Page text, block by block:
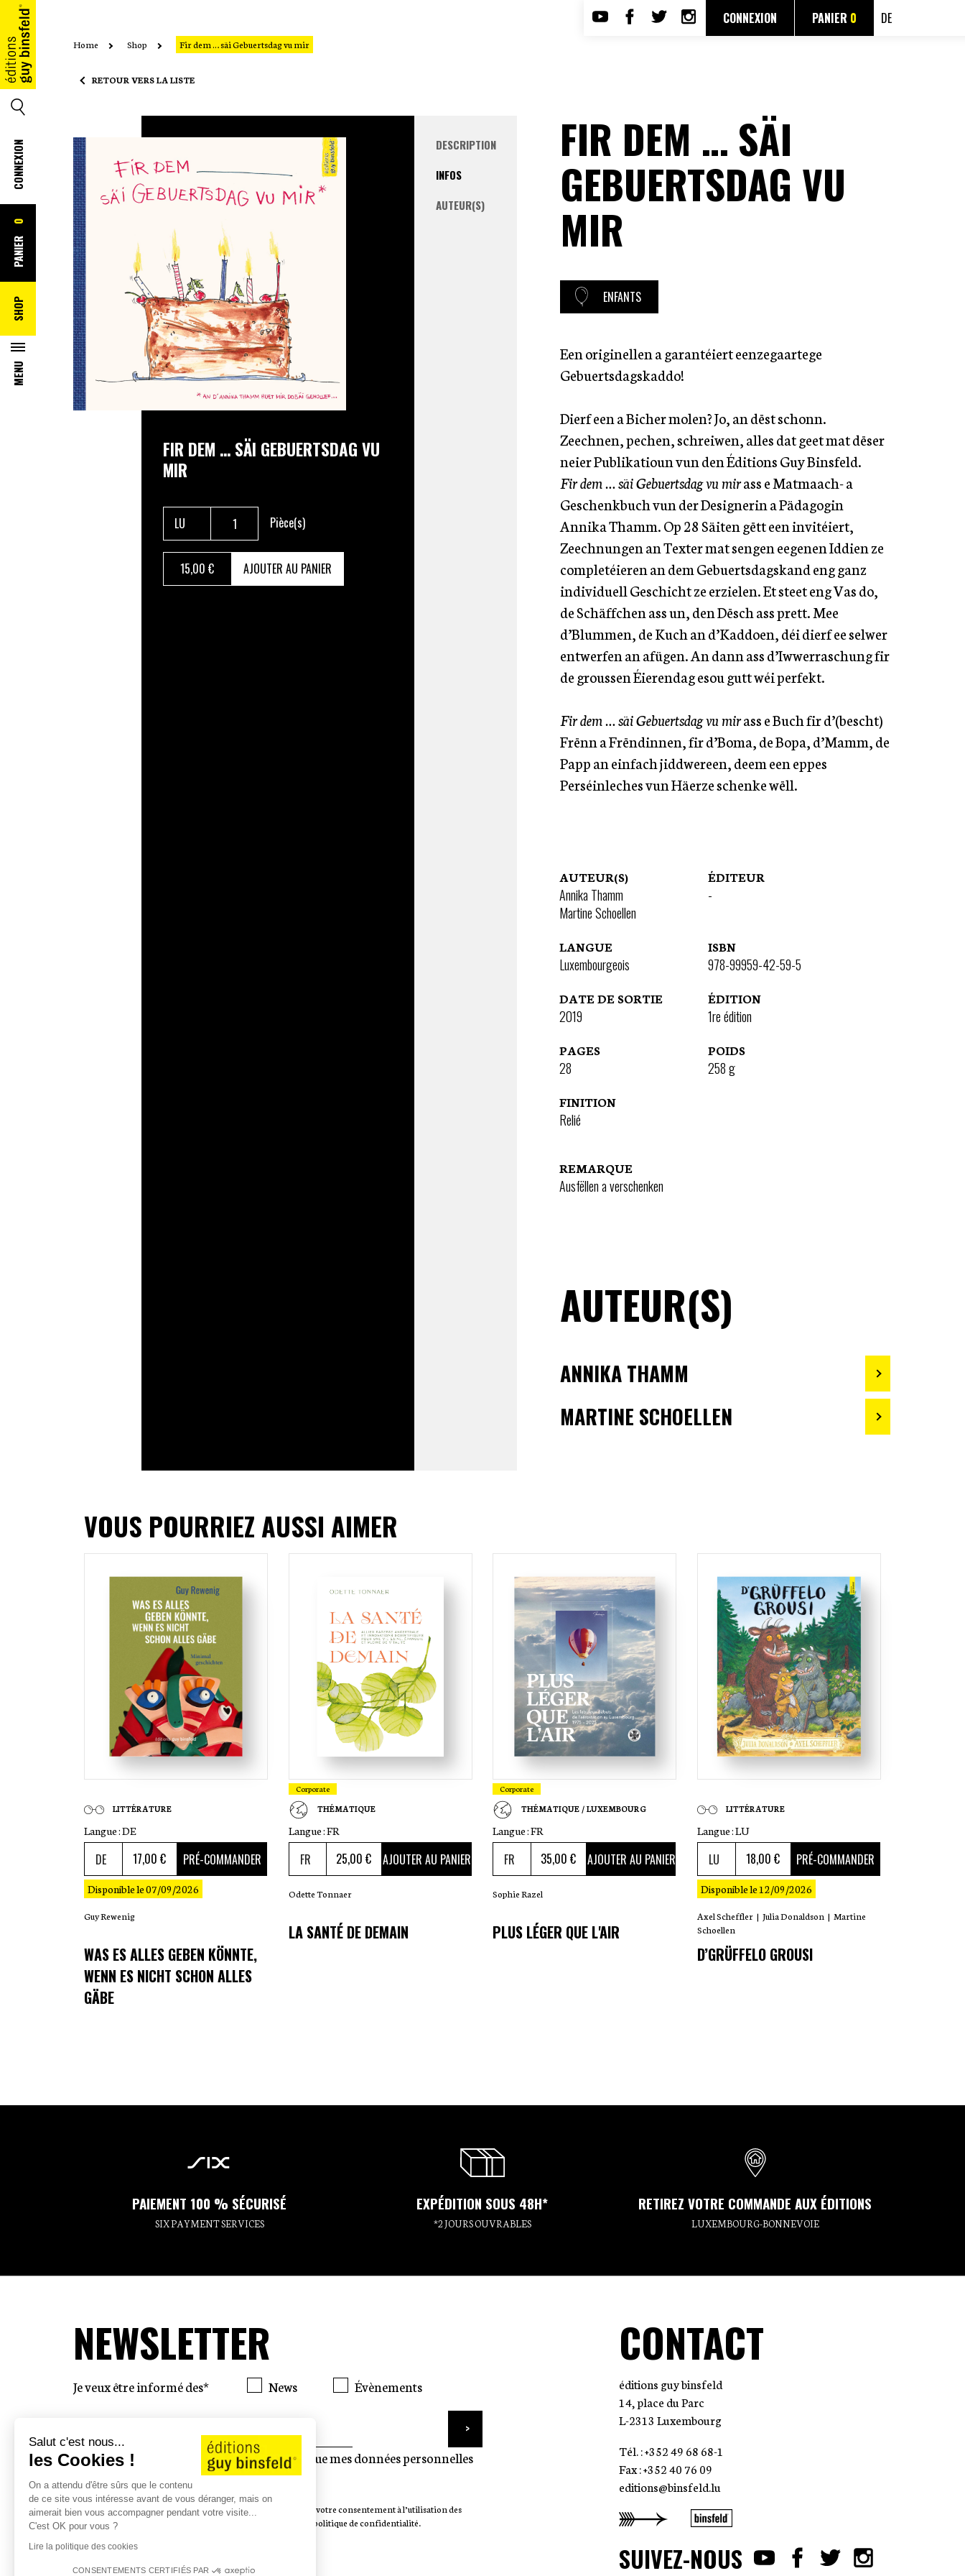
ACCUEIL
SEARCH
CONNEXION
PANIER
0
SHOP
MENU
CONNEXION PANIER 0 DE
Home Shop Fir dem … säi Gebuertsdag vu mir
RETOUR VERS LA LISTE
FIR DEM … SÄI GEBUERTSDAG VU
MIR
Pièce(s)
15,00 € AJOUTER AU PANIER
DESCRIPTION
INFOS
AUTEUR(S)
FIR DEM … SÄI
GEBUERTSDAG VU
MIR
ENFANTS
Een originellen a garantéiert eenzegaartege
Gebuertsdagskaddo!
Dierf een a Bicher molen? Jo, an dëst schonn.
Zeechnen, pechen, schreiwen, alles dat geet mat dëser
neier Publikatioun vun den Éditions Guy Binsfeld.
Fir dem … säi Gebuertsdag vu mirass e Matmaach- a
Geschenkbuch vun der Designerin a Pädagogin
Annika Thamm. Op 28 Säiten gëtt een invitéiert,
Zeechnungen an Texter mat sengen eegenen Iddien ze
completéieren an dem Gebuertsdagskand eng ganz
individuell Geschicht ze erzielen. Et steet eng Vas do,
de Schäffchen ass un, den Dësch ass prett. Mee
d’Blummen, de Kuch an d’Kaddoen, déi dierf ee selwer
entwerfen an afügen. An dann ass d’Iwwerraschung fir
de groussen Éierendag esou gutt wéi perfekt.
Fir dem … säi Gebuertsdag vu mirass e Buch fir d’(bescht)
Frënn a Frëndinnen, fir d’Boma, de Bopa, d’Mamm, de
Papp an einfach jiddwereen, deem een eppes
Perséinleches vun Häerze schenke wëll.
AUTEUR(S)
Annika Thamm
Martine Schoellen
ÉDITEUR
-
LANGUE
Luxembourgeois
ISBN
978-99959-42-59-5
DATE DE SORTIE
2019
ÉDITION
1re édition
PAGES
28
POIDS
258g
FINITION
Relié
REMARQUE
Ausfëllen a verschenken
AUTEUR(S)
ANNIKA THAMM
MARTINE SCHOELLEN
VOUS POURRIEZ AUSSI AIMER
LITTÉRATURE
Langue :DE
17,00 € PRÉ-COMMANDER
Disponible le 07/09/2026
Guy Rewenig
WAS ES ALLES GEBEN KÖNNTE,
WENN ES NICHT SCHON ALLES
GÄBE
Corporate
THÉMATIQUE
Langue :FR
25,00 € AJOUTER AU PANIER
Odette Tonnaer
LA SANTÉ DE DEMAIN
Corporate
THÉMATIQUE / LUXEMBOURG
Langue :FR
35,00 € AJOUTER AU PANIER
Sophie Razel
PLUS LÉGER QUE L'AIR
LITTÉRATURE
Langue :LU
18,00 € PRÉ-COMMANDER
Disponible le 12/09/2026
Axel Scheffler | Julia Donaldson | Martine
Schoellen
D’GRÜFFELO GROUSI
PAIEMENT 100 % SÉCURISÉ
SIX PAYMENT SERVICES
EXPÉDITION SOUS 48H*
*2 JOURS OUVRABLES
RETIREZ VOTRE COMMANDE AUX ÉDITIONS
LUXEMBOURG-BONNEVOIE
NEWSLETTER
Je veux être informé des* News Évènements
En soumettant ce formulaire, j’accepte que mes données personnelles
soient utilisées pour me contacter.*
Pour connaître et exercer vos droits, notamment de retrait de votre consentement à l’utilisation des
données collectées par ce formulaire, veuillez consulter notre politique de confidentialité.
CONTACT
éditions guy binsfeld
14, place du Parc
L-2313 Luxembourg
Tél. : +352 49 68 68-1
Fax : +352 40 76 09
editions@binsfeld.lu
SUIVEZ-NOUS
Salut c'est nous...
les Cookies !
On a attendu d'être sûrs que le contenu
de ce site vous intéresse avant de vous déranger, mais on
aimerait bien vous accompagner pendant votre visite...
C'est OK pour vous ?
Lire la politique des cookies
CONSENTEMENTS CERTIFIÉS PAR